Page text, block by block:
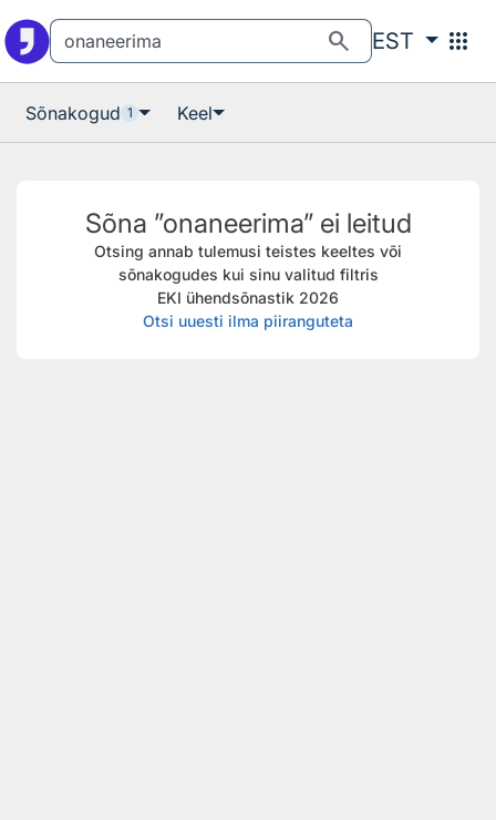
search EST apps
Sõnakogud 1 Keel
Sõna ”onaneerima” ei leitud
Otsing annab tulemusi teistes keeltes või
sõnakogudes kui sinu valitud filtris
EKI ühendsõnastik 2026
Otsi uuesti ilma piiranguteta